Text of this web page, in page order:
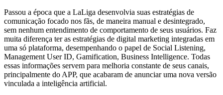
Passou a época que a LaLiga desenvolvia suas estratégias de
comunicação focado nos fãs, de maneira manual e desintegrado,
sem nenhum entendimento de comportamento de seus usuários. Faz
muita diferença ter as estratégias de digital marketing integradas em
uma só plataforma, desempenhando o papel de Social Listening,
Management User ID, Gamification, Business Intelligence. Todas
essas informações servem para melhoria constante de seus canais,
principalmente do APP, que acabaram de anunciar uma nova versão
vinculada a inteligência artificial.